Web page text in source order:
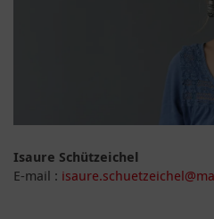
Isaure Schützeichel
E-mail :